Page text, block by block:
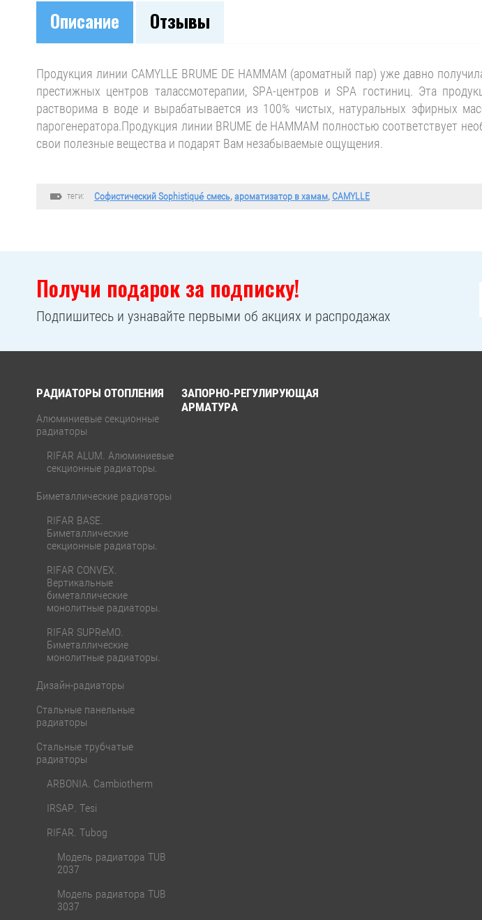
Описание Отзывы
Продукция линии CAMYLLE BRUME DE HAMMAM (ароматный пар) уже давно
престижных центров талассмотерапии, SPA-центров и SPA гостиниц. Эта
растворима в воде и вырабатывается из 100% чистых, натуральных эфирных
парогенератора.Продукция линии BRUME de HAMMAM полностью соответствует
свои полезные вещества и подарят Вам незабываемые ощущения.
теги: Софистический Sophistiqué смесь,ароматизатор в хамам, CAMYLLE
Получи подарок за подписку!
Подпишитесь и узнавайте первыми об акциях и распродажах
РАДИАТОРЫ ОТОПЛЕНИЯ
Алюминиевые секционные
радиаторы
RIFAR ALUM. Алюминиевые
секционные радиаторы.
Биметаллические радиаторы
RIFAR BASE.
Биметаллические
секционные радиаторы.
RIFAR CONVEX.
Вертикальные
биметаллические
монолитные радиаторы.
RIFAR SUPReMO.
Биметаллические
монолитные радиаторы.
Дизайн-радиаторы
Стальные панельные
радиаторы
Стальные трубчатые
радиаторы
ARBONIA. Cambiotherm
IRSAP. Tesi
RIFAR. Tubog
Модель радиатора TUB
2037
Модель радиатора TUB
3037
ЗАПОРНО-РЕГУЛИРУЮЩАЯ
АРМАТУРА